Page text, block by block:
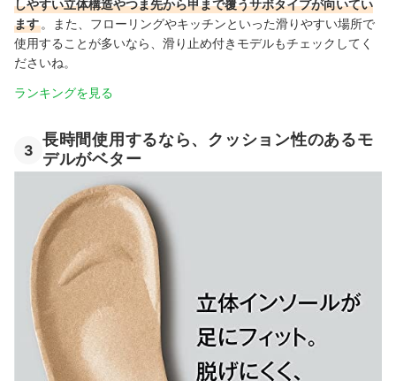
しやすい立体構造やつま先から甲まで覆うサボタイプが向いてい
ます 。また、フローリングやキッチンといった滑りやすい場所で
使用することが多いなら、滑り止め付きモデルもチェックしてく
ださいね。
ランキングを見る
3
長時間使用するなら、クッション性のあるモ
デルがベター